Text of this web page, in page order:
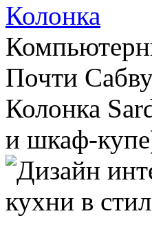
Колонка
Почти
Колонка
и шкаф-